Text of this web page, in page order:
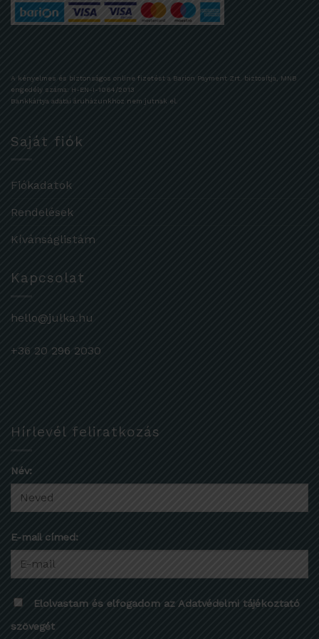
A kényelmes és biztonságos online fizetést a Barion Payment Zrt. biztosítja, MNB
engedély száma: H-EN-I-1064/2013
Bankkártya adatai áruházunkhoz nem jutnak el.
Saját fiók
Fiókadatok
Rendelések
Kívánságlistám
Kapcsolat
hello@julka.hu
+36 20 296 2030
Hírlevél feliratkozás
Név:
E-mail címed:
Elolvastam és elfogadom az Adatvédelmi tájékoztató
szövegét